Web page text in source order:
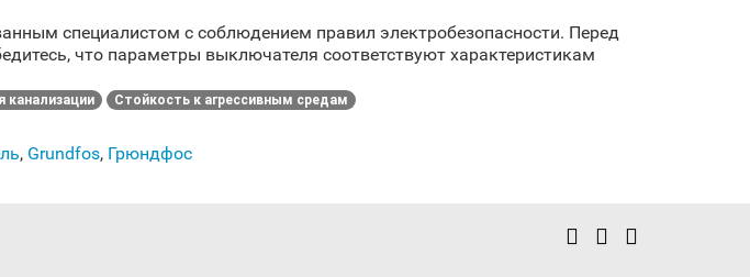
специалистом с соблюдением правил электробезопасности. Перед
что параметры выключателя соответствуют характеристикам
канализации Стойкость к агрессивным средам
, Grundfos, Грюндфос